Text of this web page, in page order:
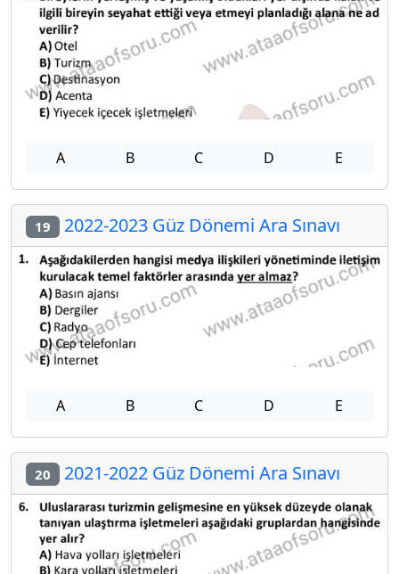
A B C D E
19 2022-2023 Güz Dönemi Ara Sınavı
A B C D E
20 2021-2022 Güz Dönemi Ara Sınavı